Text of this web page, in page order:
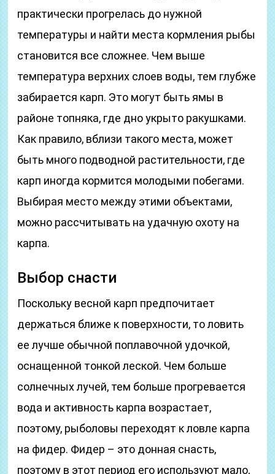
практически прогрелась до нужной
температуры и найти места кормления рыбы
становится все сложнее. Чем выше
температура верхних слоев воды, тем глубже
забирается карп. Это могут быть ямы в
районе топняка, где дно укрыто ракушками.
Как правило, вблизи такого места, может
быть много подводной растительности, где
карп иногда кормится молодыми побегами.
Выбирая место между этими объектами,
можно рассчитывать на удачную охоту на
карпа.
Выбор снасти
Поскольку весной карп предпочитает
держаться ближе к поверхности, то ловить
ее лучше обычной поплавочной удочкой,
оснащенной тонкой леской. Чем больше
солнечных лучей, тем больше прогревается
вода и активность карпа возрастает,
поэтому, рыболовы переходят к ловле карпа
на фидер. Фидер – это донная снасть,
поэтому в этот период его используют мало,